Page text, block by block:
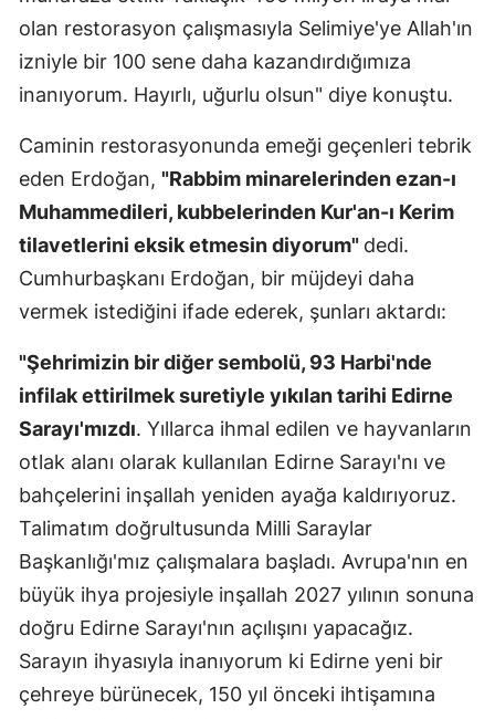
olan restorasyon çalışmasıyla Selimiye'ye Allah'ın
izniyle bir 100 sene daha kazandırdığımıza
inanıyorum. Hayırlı, uğurlu olsun" diye konuştu.
Caminin restorasyonunda emeği geçenleri tebrik
eden Erdoğan, "Rabbim minarelerinden ezan-ı
Muhammedileri, kubbelerinden Kur'an-ı Kerim
tilavetlerini eksik etmesin diyorum" dedi.
Cumhurbaşkanı Erdoğan, bir müjdeyi daha
vermek istediğini ifade ederek, şunları aktardı:
"Şehrimizin bir diğer sembolü, 93 Harbi'nde
infilak ettirilmek suretiyle yıkılan tarihi Edirne
Sarayı'mızdı. Yıllarca ihmal edilen ve hayvanların
otlak alanı olarak kullanılan Edirne Sarayı'nı ve
bahçelerini inşallah yeniden ayağa kaldırıyoruz.
Talimatım doğrultusunda Milli Saraylar
Başkanlığı'mız çalışmalara başladı. Avrupa'nın en
büyük ihya projesiyle inşallah 2027 yılının sonuna
doğru Edirne Sarayı'nın açılışını yapacağız.
Sarayın ihyasıyla inanıyorum ki Edirne yeni bir
çehreye bürünecek, 150 yıl önceki ihtişamına